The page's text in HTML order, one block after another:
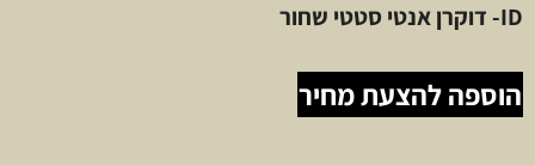
ID- דוקרן אנטי סטטי שחור
הוספה להצעת מחיר